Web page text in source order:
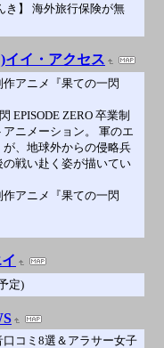
き】 海外旅行保険が無
イイ・アクセス
アニメ『果ての一閃
EPISODE ZERO 卒業制
ニメーション。 軍のエ
、地球外からの侵略兵
戦い赴く姿が描いてい
アニメ『果ての一閃
定)
コミ8選＆アラサー女子